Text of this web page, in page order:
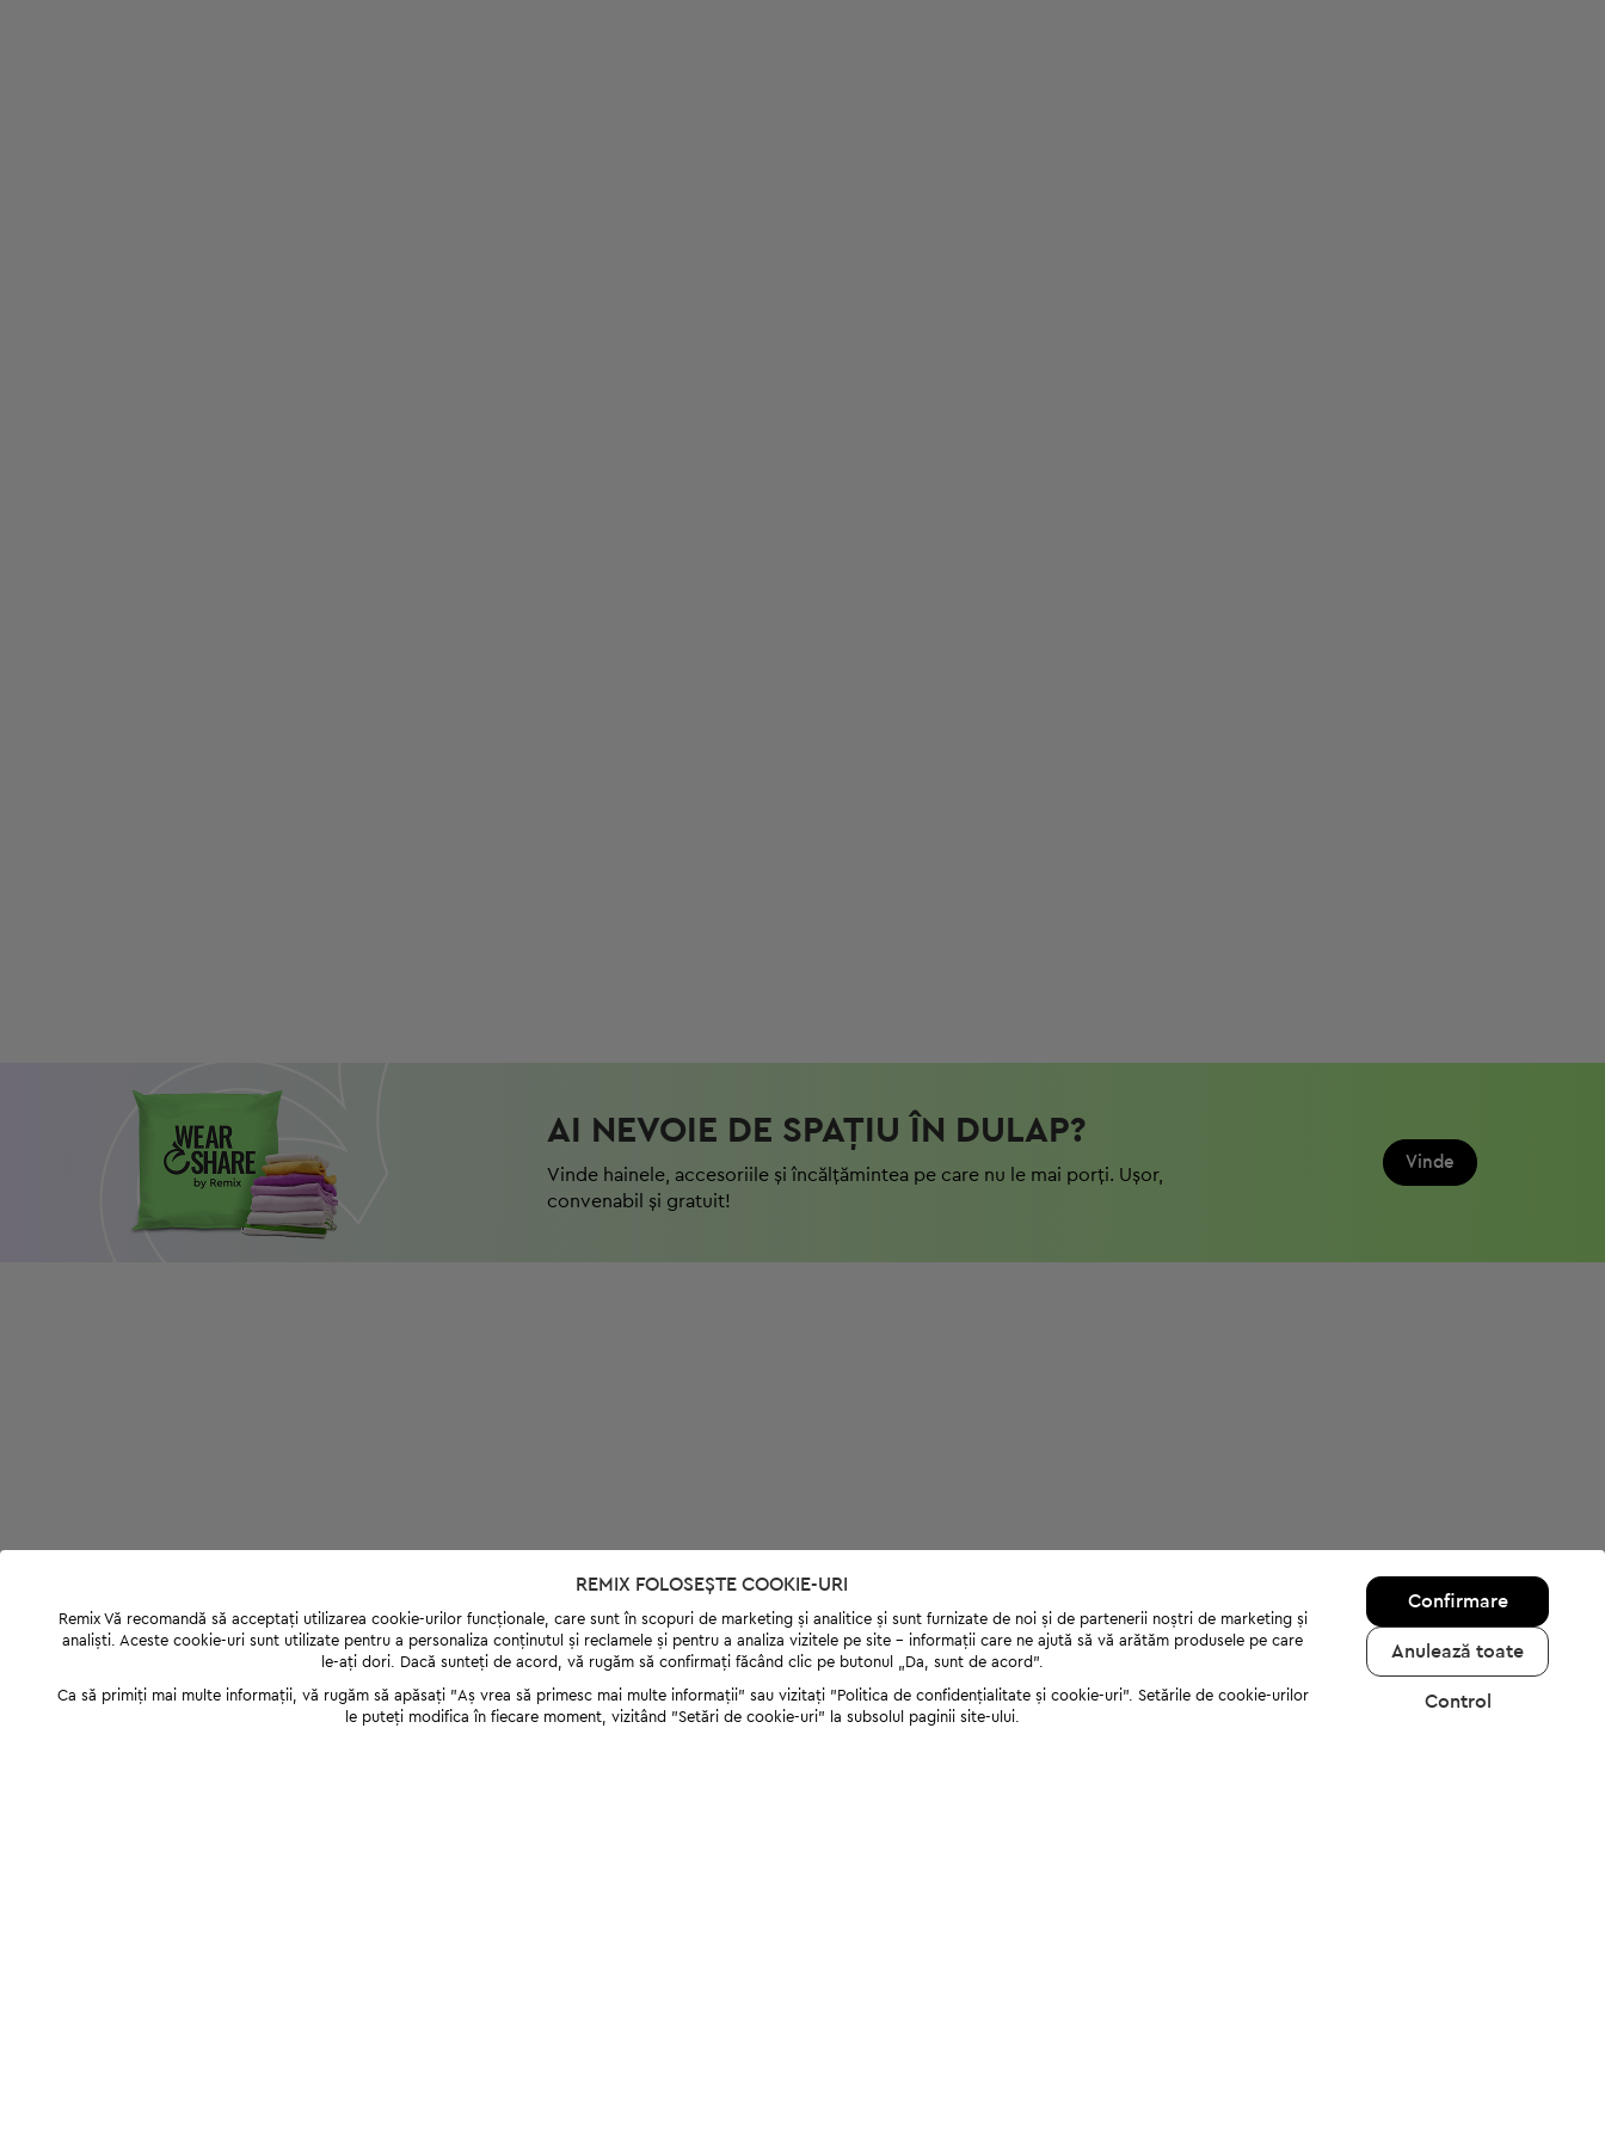
AI NEVOIE DE SPAȚIU ÎN DULAP?
Vinde hainele, accesoriile și încălțămintea pe care nu le mai porți. Ușor,
convenabil și gratuit!
Vinde
REMIX FOLOSEȘTE COOKIE-URI
Remix Vă recomandă să acceptați utilizarea cookie-urilor funcționale, care sunt în scopuri de marketing și analitice și sunt furnizate de noi și de partenerii noștri de marketing și
analiști. Aceste cookie-uri sunt utilizate pentru a personaliza conținutul și reclamele și pentru a analiza vizitele pe site - informații care ne ajută să vă arătăm produsele pe care
le-ați dori. Dacă sunteți de acord, vă rugăm să confirmați făcând clic pe butonul „Da, sunt de acord”.
Ca să primiți mai multe informații, vă rugăm să apăsați "Аș vrea să primesc mai multe informații" sau vizitați "Politica de confidențialitate și cookie-uri". Setările de cookie-urilor
le puteți modifica în fiecare moment, vizitând "Setări de cookie-uri" la subsolul paginii site-ului.
Confirmare
Anulează toate
Control